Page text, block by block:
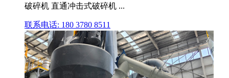
破碎机 直通冲击式破碎机 ...
联系电话: 180 3780 8511